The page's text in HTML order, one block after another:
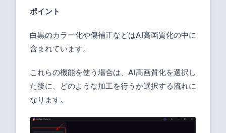
ポイント
白黒のカラー化や傷補正などはAI高画質化の中に
含まれています。
これらの機能を使う場合は、AI高画質化を選択し
た後に、どのような加工を行うか選択する流れに
なります。